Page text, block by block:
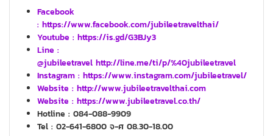
Facebook
: https://www.facebook.com/jubileetravelthai/
Youtube : https://is.gd/G3BJy3
Line :
@jubileetravel http://line.me/ti/p/%40jubileetravel
Instagram : https://www.instagram.com/jubileetravel/
Website : http://www.jubileetravelthai.com
Website : https://www.jubileetravel.co.th/
Hotline : 084-088-9909
Tel : 02-641-6800 จ-ศ 08.30-18.00